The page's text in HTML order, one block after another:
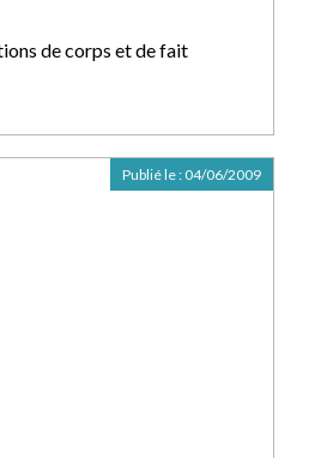
de corps et de fait
Publié le : 04/06/2009